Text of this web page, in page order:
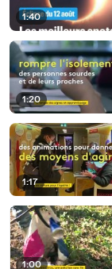
1:40
1:20
1:17
1:00